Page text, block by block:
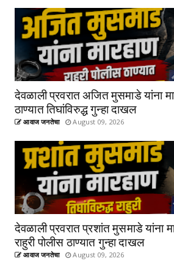
देवळाली प्रवरात अजित मुसमाडे यांना
ठाण्यात तिघांविरुद्ध गुन्हा दाखल
आवाज जनतेचा August 09, 2026
देवळाली प्रवरात प्रशांत मुसमाडे यांना
राहुरी पोलीस ठाण्यात गुन्हा दाखल
आवाज जनतेचा August 09, 2026